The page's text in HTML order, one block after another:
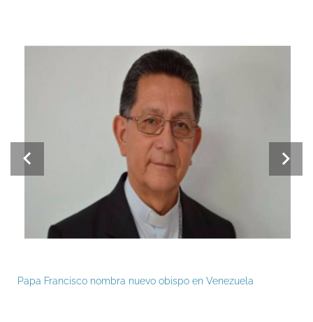
Papa Francisco nombra nuevo obispo en Venezuela